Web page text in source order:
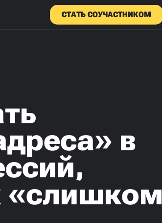
СТАТЬ СОУЧАСТНИКОМ
в
«слишком